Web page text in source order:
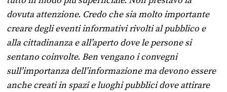
dovuta attenzione. Credo che sia molto importante
creare degli eventi informativi rivolti al pubblico e
alla cittadinanza e all’aperto dove le persone si
sentano coinvolte. Ben vengano i convegni
sull’importanza dell’informazione ma devono essere
anche creati in spazi e luoghi pubblici dove attirare